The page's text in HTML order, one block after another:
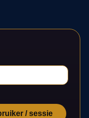
/ sessie